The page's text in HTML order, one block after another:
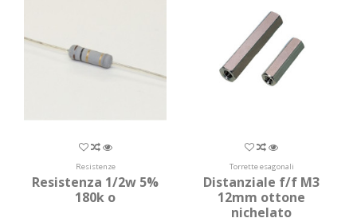
Resistenze
Resistenza 1/2w 5%
180k o
Torrette esagonali
Distanziale f/f M3
12mm ottone
nichelato